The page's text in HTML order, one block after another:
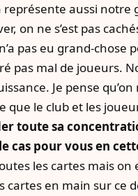
aussi notre
on ne s’est pas
pas eu grand-chose
pas mal de joueurs.
Je pense
que le club et les
toute sa
cas pour vous en
les cartes mais
cartes en main sur ce